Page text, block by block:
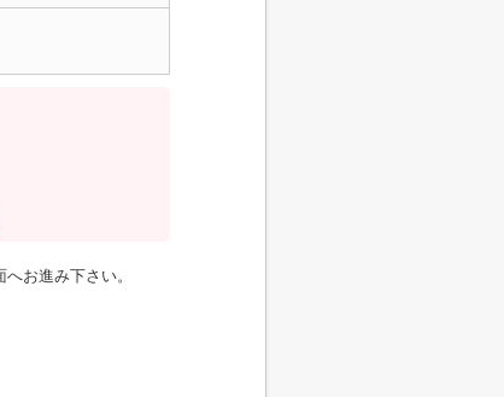
お進み下さい。